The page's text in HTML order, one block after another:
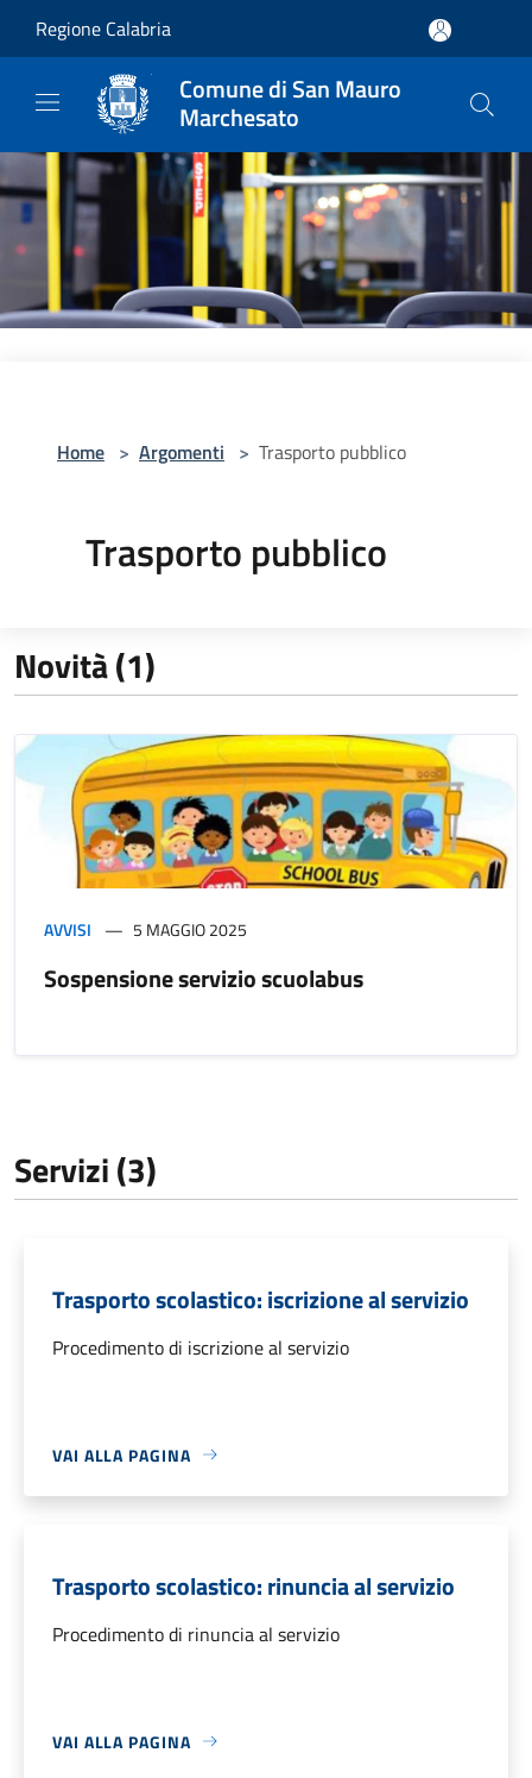
Regione Calabria
Comune di San Mauro
Marchesato
Home > Argomenti > Trasporto pubblico
Trasporto pubblico
Novità (1)
AVVISI 5 MAGGIO 2025
Sospensione servizio scuolabus
Servizi (3)
Trasporto scolastico: iscrizione al servizio
Procedimento di iscrizione al servizio
VAI ALLA PAGINA
Trasporto scolastico: rinuncia al servizio
Procedimento di rinuncia al servizio
VAI ALLA PAGINA